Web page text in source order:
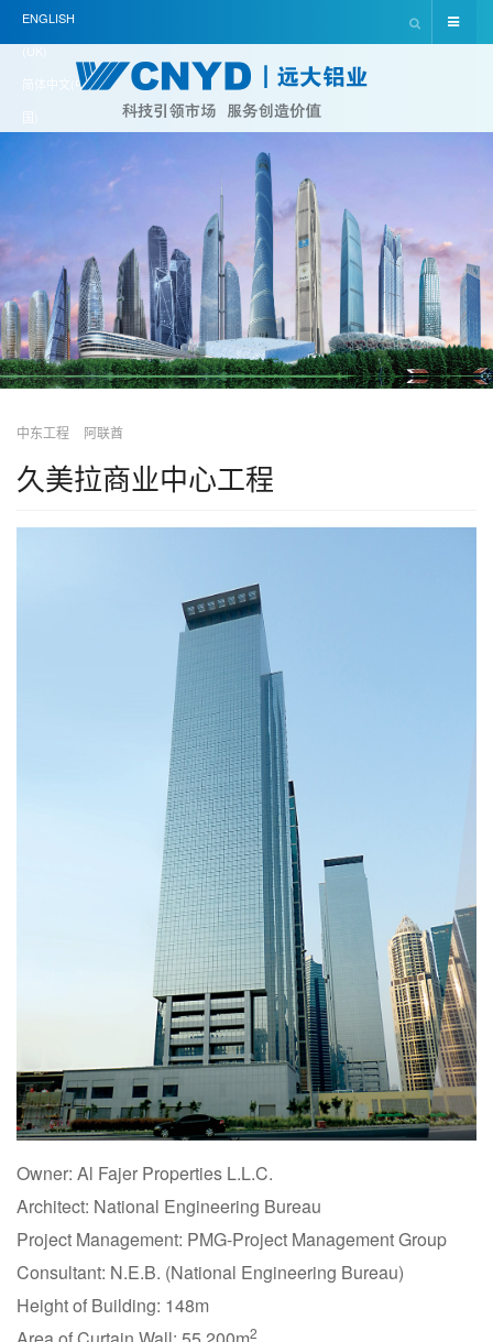
ENGLISH
(UK)
简体中文(中
国)
中东工程 阿联酋
久美拉商业中心工程
Owner: Al Fajer Properties L.L.C.
Architect: National Engineering Bureau
Project Management: PMG-Project Management Group
Consultant: N.E.B. (National Engineering Bureau)
Height of Building: 148m
2